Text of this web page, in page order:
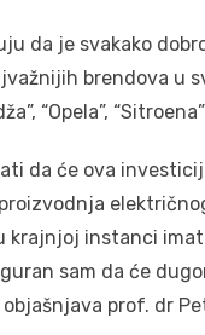
da je svakako
brendova u
“Opela”,
da će ova
krajnjoj instanci
sam da će
objašnjava prof. dr